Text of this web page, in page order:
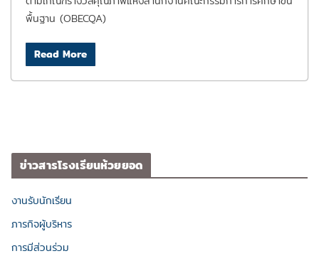
พื้นฐาน (OBECQA)
Read More
ข่าวสารโรงเรียนห้วยยอด
งานรับนักเรียน
ภารกิจผู้บริหาร
การมีส่วนร่วม